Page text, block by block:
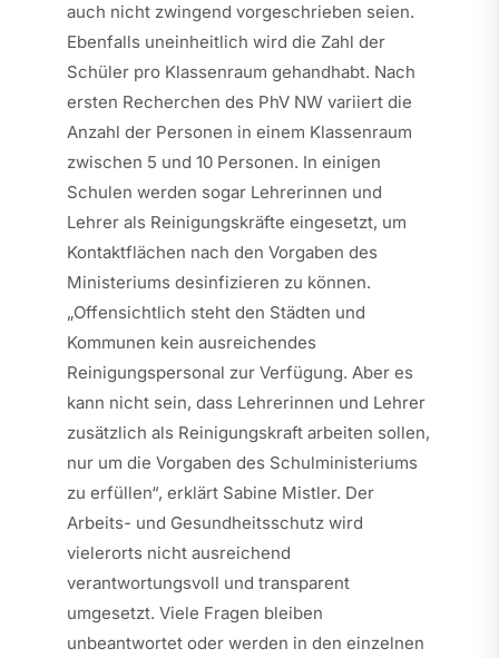
auch nicht zwingend vorgeschrieben seien.
Ebenfalls uneinheitlich wird die Zahl der
Schüler pro Klassenraum gehandhabt. Nach
ersten Recherchen des PhV NW variiert die
Anzahl der Personen in einem Klassenraum
zwischen 5 und 10 Personen. In einigen
Schulen werden sogar Lehrerinnen und
Lehrer als Reinigungskräfte eingesetzt, um
Kontaktflächen nach den Vorgaben des
Ministeriums desinfizieren zu können.
„Offensichtlich steht den Städten und
Kommunen kein ausreichendes
Reinigungspersonal zur Verfügung. Aber es
kann nicht sein, dass Lehrerinnen und Lehrer
zusätzlich als Reinigungskraft arbeiten sollen,
nur um die Vorgaben des Schulministeriums
zu erfüllen“, erklärt Sabine Mistler. Der
Arbeits- und Gesundheitsschutz wird
vielerorts nicht ausreichend
verantwortungsvoll und transparent
umgesetzt. Viele Fragen bleiben
unbeantwortet oder werden in den einzelnen